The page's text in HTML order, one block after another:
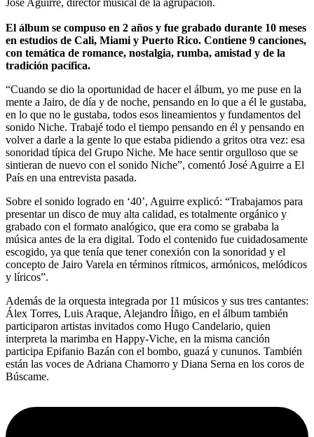
José Aguirre, director musical de la agrupación.
El álbum se compuso en 2 años y fue grabado durante 10 meses
en estudios de Cali, Miami y Puerto Rico. Contiene 9 canciones,
con temática de romance, nostalgia, rumba, amistad y de la
tradición pacífica.
“Cuando se dio la oportunidad de hacer el álbum, yo me puse en la
mente a Jairo, de día y de noche, pensando en lo que a él le gustaba,
en lo que no le gustaba, todos esos lineamientos y fundamentos del
sonido Niche. Trabajé todo el tiempo pensando en él y pensando en
volver a darle a la gente lo que estaba pidiendo a gritos otra vez: esa
sonoridad típica del Grupo Niche. Me hace sentir orgulloso que se
sintieran de nuevo con el sonido Niche”, comentó José Aguirre a El
País en una entrevista pasada.
Sobre el sonido logrado en ‘40’, Aguirre explicó: “Trabajamos para
presentar un disco de muy alta calidad, es totalmente orgánico y
grabado con el formato analógico, que era como se grababa la
música antes de la era digital. Todo el contenido fue cuidadosamente
escogido, ya que tenía que tener conexión con la sonoridad y el
concepto de Jairo Varela en términos rítmicos, armónicos, melódicos
y líricos”.
Además de la orquesta integrada por 11 músicos y sus tres cantantes:
Álex Torres, Luis Araque, Alejandro Íñigo, en el álbum también
participaron artistas invitados como Hugo Candelario, quien
interpreta la marimba en Happy-Viche, en la misma canción
participa Epifanio Bazán con el bombo, guazá y cununos. También
están las voces de Adriana Chamorro y Diana Serna en los coros de
Búscame.